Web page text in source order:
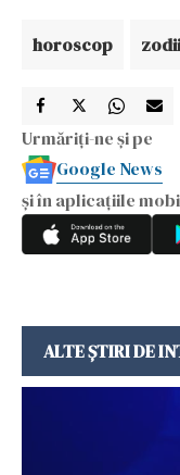
horoscop zodii
Urmăriți-ne și pe
Google News
și în aplicațiile
ALTE ȘTIRI DE